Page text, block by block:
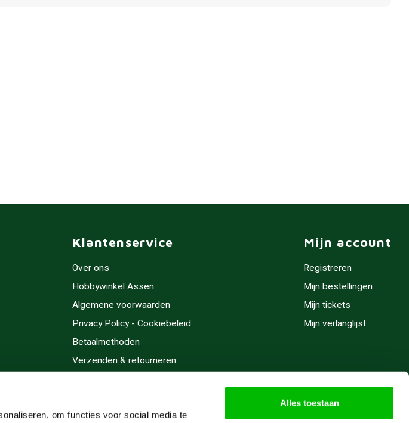
om functies voor social media te
Alles toestaan
Klantenservice
Over ons
Hobbywinkel Assen
Algemene voorwaarden
Privacy Policy - Cookiebeleid
Betaalmethoden
Verzenden & retourneren
Cadeaubonnen
Mijn account
Registreren
Mijn bestellingen
Mijn tickets
Mijn verlanglijst